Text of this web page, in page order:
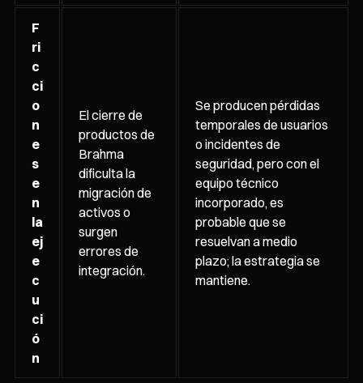
F
ri
c
ci
o
n
e
s
e
n
la
ej
e
c
u
ci
ó
n
El cierre de
productos de
Brahma
dificulta la
migración de
activos o
surgen
errores de
integración.
Se producen pérdidas
temporales de usuarios
o incidentes de
seguridad, pero con el
equipo técnico
incorporado, es
probable que se
resuelvan a medio
plazo; la estrategia se
mantiene.